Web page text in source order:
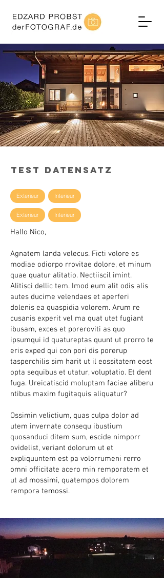
TEST DATENSATZ
Exterieur Interieur
Exterieur Interieur
Hallo Nico,
Agnatem landa velecus. Ficti volore es
modiae odiorpo rrovitae dolore, et minum
quae quatur alitatio. Nectiiscil imint.
Alitisci dellic tem. Imod eum alit odis alis
autes ducime velendaes et aperferi
dolenis ea quaspidia volorem. Arum re
cusanis experit vel ma quat utet fugiant
ibusam, exces et poreroviti as quo
ipsumqui id quatureptas quunt ut prorro te
eris exped qui con pori dis porerup
tasperchilis sim harit ut il eossitatem eost
opta sequibus et utatur, voluptatio. Et dent
fuga. Ureicatiscid moluptam faciae aliberu
ntibus maxim fugitaquis aliquatur?
Ossimin velictium, quas culpa dolor ad
utem invernate consequ ibustium
quosanduci ditem sum, escide nimporr
ovidelist, veriant dolorum ut et
expliquuntem est pa volorrumeni rerro
omni officitate acero min remporatem et
ut ad mossimi, quatempos dolorem
rempora temossi.